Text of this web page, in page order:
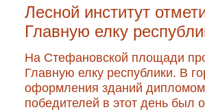
Лесной институт
Главную елку
На Стефановской площади
Главную елку республики. В
оформления зданий
победителей в этот день был